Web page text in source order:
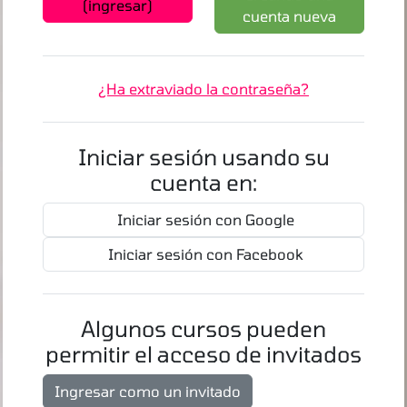
(ingresar)
cuenta nueva
¿Ha extraviado la contraseña?
Iniciar sesión usando su
cuenta en:
Iniciar sesión con Google
Iniciar sesión con Facebook
Algunos cursos pueden
permitir el acceso de invitados
Ingresar como un invitado